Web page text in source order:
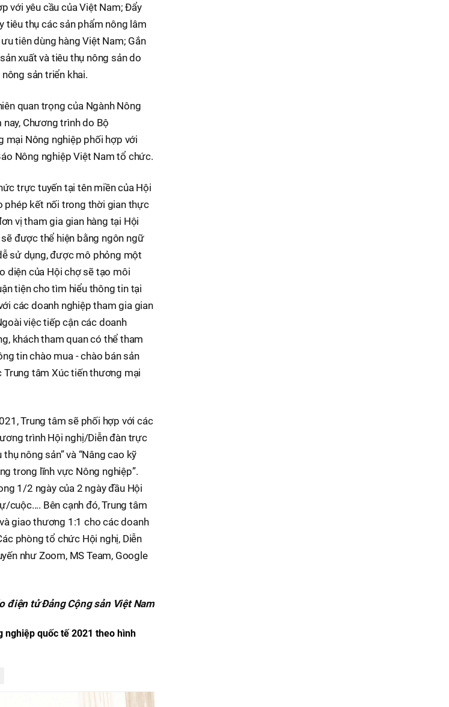
với yêu cầu của Việt Nam; Đẩy
tiêu thụ các sản phẩm nông lâm
tiên dùng hàng Việt Nam; Gắn
xuất và tiêu thụ nông sản do
sản triển khai.
quan trọng của Ngành Nông
Chương trình do Bộ
mại Nông nghiệp phối hợp với
Nông nghiệp Việt Nam tổ chức.
trực tuyến tại tên miền của Hội
phép kết nối trong thời gian thực
vị tham gia gian hàng tại Hội
được thể hiện bằng ngôn ngữ
sử dụng, được mô phỏng một
diện của Hội chợ sẽ tạo môi
tiện cho tìm hiểu thông tin tại
các doanh nghiệp tham gia gian
việc tiếp cận các doanh
khách tham quan có thể tham
tin chào mua - chào bán sản
Trung tâm Xúc tiến thương mại
Trung tâm sẽ phối hợp với các
trình Hội nghị/Diễn đàn trực
nông sản” và “Nâng cao kỹ
trong lĩnh vực Nông nghiệp”.
1/2 ngày của 2 ngày đầu Hội
cuộc.... Bên cạnh đó, Trung tâm
giao thương 1:1 cho các doanh
phòng tổ chức Hội nghị, Diễn
như Zoom, MS Team, Google
điện tử Đảng Cộng sản Việt Nam
nghiệp quốc tế 2021 theo hình